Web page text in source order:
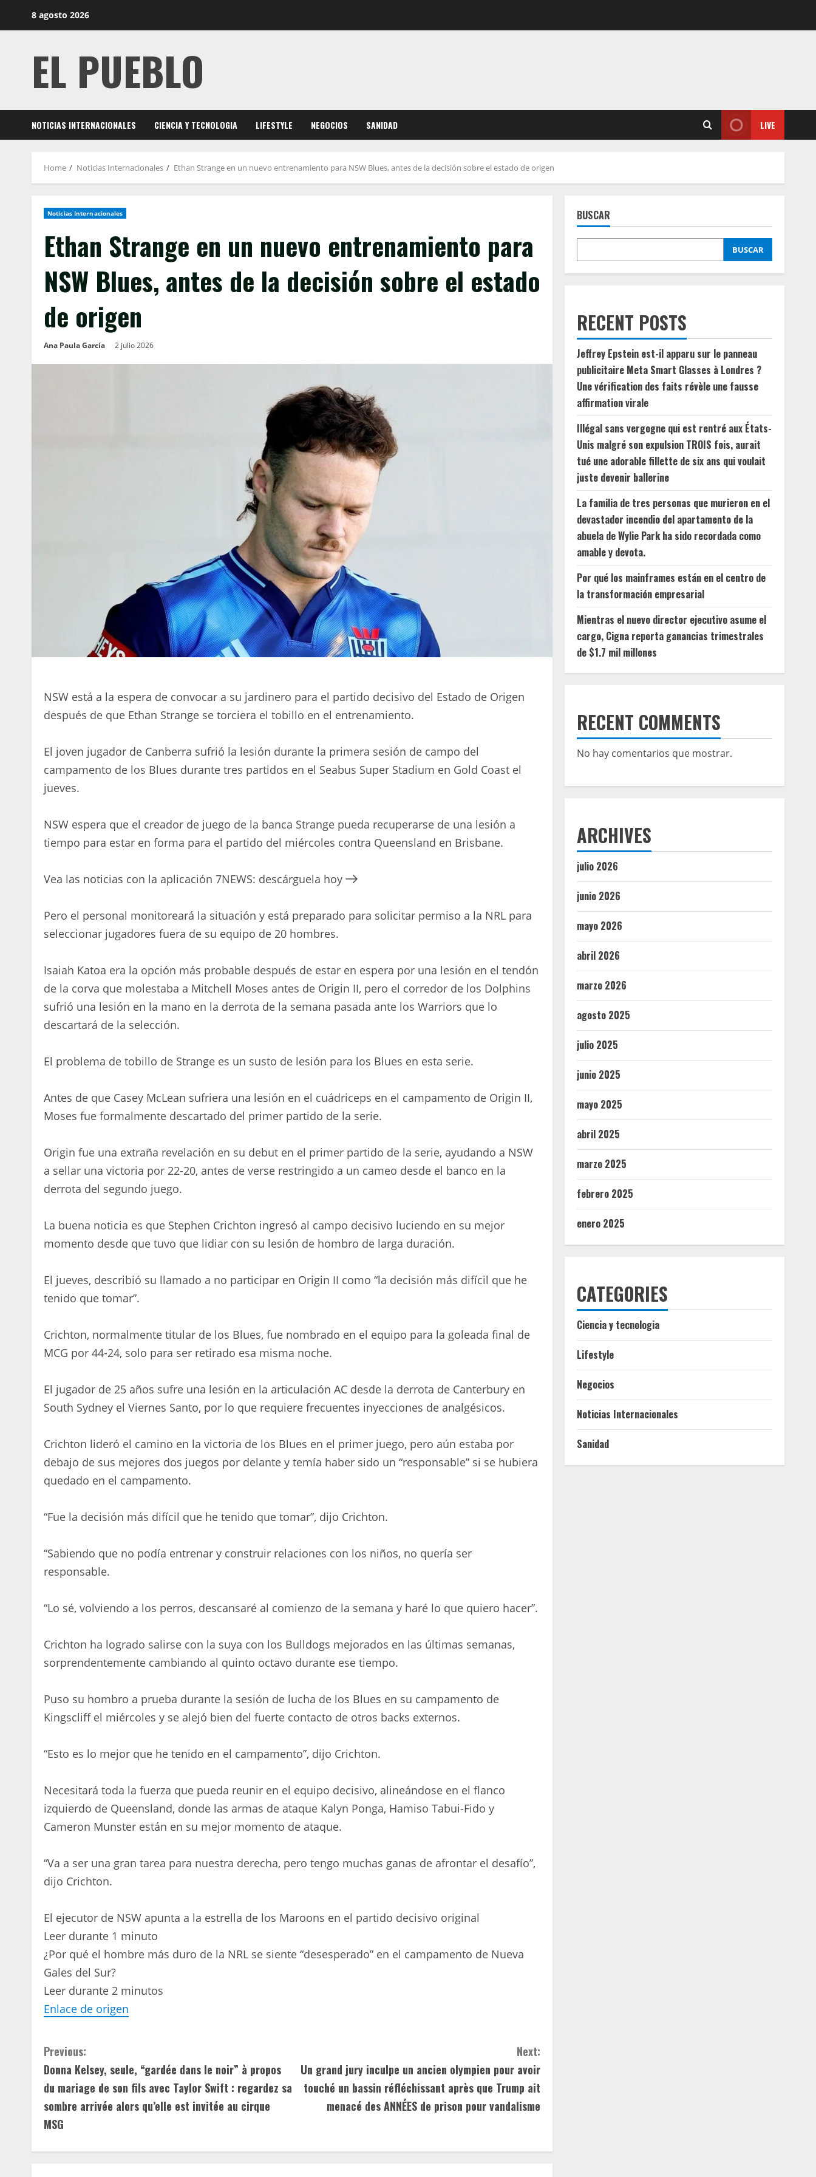
8 agosto 2026
EL PUEBLO
NOTICIAS INTERNACIONALES CIENCIA Y TECNOLOGIA LIFESTYLE NEGOCIOS SANIDAD LIVE
Home Noticias Internacionales Ethan Strange en un nuevo entrenamiento para NSW Blues, antes de la decisión sobre el estado de origen
Noticias Internacionales
Ethan Strange en un nuevo entrenamiento para
NSW Blues, antes de la decisión sobre el estado
de origen
Ana Paula García 2 julio 2026
NSW está a la espera de convocar a su jardinero para el partido decisivo del Estado de Origen
después de que Ethan Strange se torciera el tobillo en el entrenamiento.
El joven jugador de Canberra sufrió la lesión durante la primera sesión de campo del
campamento de los Blues durante tres partidos en el Seabus Super Stadium en Gold Coast el
jueves.
NSW espera que el creador de juego de la banca Strange pueda recuperarse de una lesión a
tiempo para estar en forma para el partido del miércoles contra Queensland en Brisbane.
Vea las noticias con la aplicación 7NEWS: descárguela hoy
Pero el personal monitoreará la situación y está preparado para solicitar permiso a la NRL para
seleccionar jugadores fuera de su equipo de 20 hombres.
Isaiah Katoa era la opción más probable después de estar en espera por una lesión en el tendón
de la corva que molestaba a Mitchell Moses antes de Origin II, pero el corredor de los Dolphins
sufrió una lesión en la mano en la derrota de la semana pasada ante los Warriors que lo
descartará de la selección.
El problema de tobillo de Strange es un susto de lesión para los Blues en esta serie.
Antes de que Casey McLean sufriera una lesión en el cuádriceps en el campamento de Origin II,
Moses fue formalmente descartado del primer partido de la serie.
Origin fue una extraña revelación en su debut en el primer partido de la serie, ayudando a NSW
a sellar una victoria por 22-20, antes de verse restringido a un cameo desde el banco en la
derrota del segundo juego.
La buena noticia es que Stephen Crichton ingresó al campo decisivo luciendo en su mejor
momento desde que tuvo que lidiar con su lesión de hombro de larga duración.
El jueves, describió su llamado a no participar en Origin II como “la decisión más difícil que he
tenido que tomar”.
Crichton, normalmente titular de los Blues, fue nombrado en el equipo para la goleada final de
MCG por 44-24, solo para ser retirado esa misma noche.
El jugador de 25 años sufre una lesión en la articulación AC desde la derrota de Canterbury en
South Sydney el Viernes Santo, por lo que requiere frecuentes inyecciones de analgésicos.
Crichton lideró el camino en la victoria de los Blues en el primer juego, pero aún estaba por
debajo de sus mejores dos juegos por delante y temía haber sido un “responsable” si se hubiera
quedado en el campamento.
“Fue la decisión más difícil que he tenido que tomar”, dijo Crichton.
“Sabiendo que no podía entrenar y construir relaciones con los niños, no quería ser
responsable.
“Lo sé, volviendo a los perros, descansaré al comienzo de la semana y haré lo que quiero hacer”.
Crichton ha logrado salirse con la suya con los Bulldogs mejorados en las últimas semanas,
sorprendentemente cambiando al quinto octavo durante ese tiempo.
Puso su hombro a prueba durante la sesión de lucha de los Blues en su campamento de
Kingscliff el miércoles y se alejó bien del fuerte contacto de otros backs externos.
“Esto es lo mejor que he tenido en el campamento”, dijo Crichton.
Necesitará toda la fuerza que pueda reunir en el equipo decisivo, alineándose en el flanco
izquierdo de Queensland, donde las armas de ataque Kalyn Ponga, Hamiso Tabui-Fido y
Cameron Munster están en su mejor momento de ataque.
“Va a ser una gran tarea para nuestra derecha, pero tengo muchas ganas de afrontar el desafío”,
dijo Crichton.
El ejecutor de NSW apunta a la estrella de los Maroons en el partido decisivo original
Leer durante 1 minuto
¿Por qué el hombre más duro de la NRL se siente “desesperado” en el campamento de Nueva
Gales del Sur?
Leer durante 2 minutos
Enlace de origen
C
o
n
t
i
Previous:
Donna Kelsey, seule, “gardée dans le noir” à propos
du mariage de son fils avec Taylor Swift : regardez sa
sombre arrivée alors qu’elle est invitée au cirque
MSG
Next:
Un grand jury inculpe un ancien olympien pour avoir
touché un bassin réfléchissant après que Trump ait
menacé des ANNÉES de prison pour vandalisme
BUSCAR
BUSCAR
RECENT POSTS
Jeffrey Epstein est-il apparu sur le panneau
publicitaire Meta Smart Glasses à Londres ?
Une vérification des faits révèle une fausse
affirmation virale
Illégal sans vergogne qui est rentré aux États-
Unis malgré son expulsion TROIS fois, aurait
tué une adorable fillette de six ans qui voulait
juste devenir ballerine
La familia de tres personas que murieron en el
devastador incendio del apartamento de la
abuela de Wylie Park ha sido recordada como
amable y devota.
Por qué los mainframes están en el centro de
la transformación empresarial
Mientras el nuevo director ejecutivo asume el
cargo, Cigna reporta ganancias trimestrales
de $1.7 mil millones
RECENT COMMENTS
No hay comentarios que mostrar.
ARCHIVES
julio 2026
junio 2026
mayo 2026
abril 2026
marzo 2026
agosto 2025
julio 2025
junio 2025
mayo 2025
abril 2025
marzo 2025
febrero 2025
enero 2025
CATEGORIES
Ciencia y tecnologia
Lifestyle
Negocios
Noticias Internacionales
Sanidad